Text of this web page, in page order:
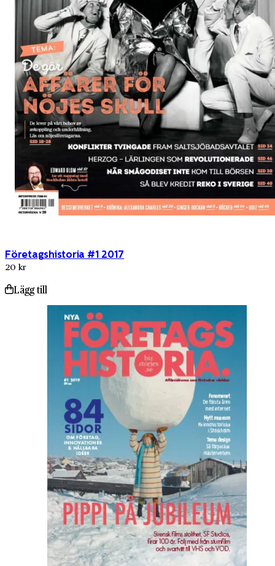
Företagshistoria #1 2017
20 kr
Lägg till